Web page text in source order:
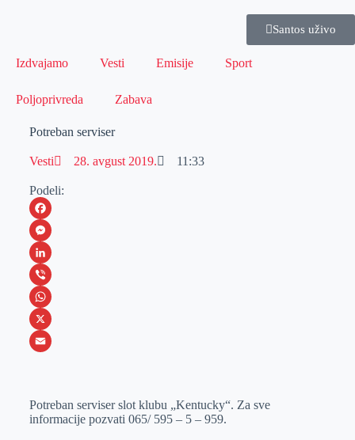
Santos uživo
Izdvajamo Vesti Emisije Sport
Poljoprivreda Zabava
Potreban serviser
Vesti 28. avgust 2019. 11:33
Podeli:
F
a
c
e
b
o
M
e
s
s
e
e
L
i
n
k
I
V
i
b
W
h
s
X
a
Potreban serviser slot klubu „Kentucky“. Za sve
informacije pozvati 065/ 595 – 5 – 959.